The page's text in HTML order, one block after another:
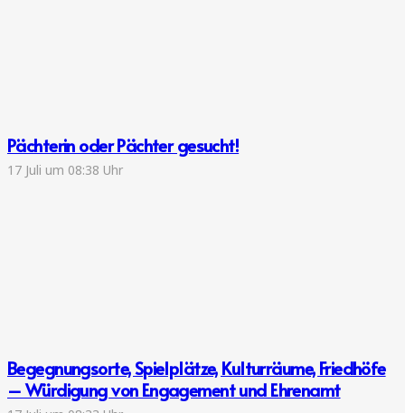
Pächterin oder Pächter gesucht!
17 Juli um 08:38 Uhr
Begegnungsorte, Spielplätze, Kulturräume, Friedhöfe
– Würdigung von Engagement und Ehrenamt